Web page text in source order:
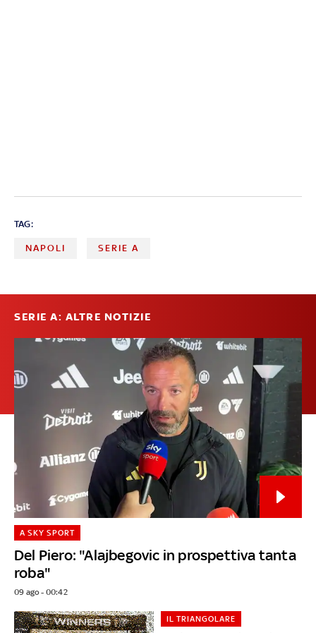
TAG:
NAPOLI SERIE A
SERIE A: ALTRE NOTIZIE
Del Piero: "Alajbegovic in prospettiva tanta
roba"
A SKY SPORT
09 ago - 00:42
IL TRIANGOLARE